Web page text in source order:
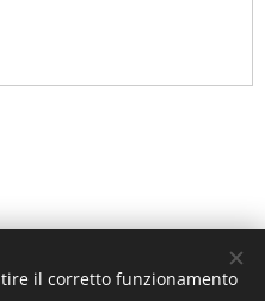
Penitenzieri 19 -00193 ROMA
il corretto funzionamento